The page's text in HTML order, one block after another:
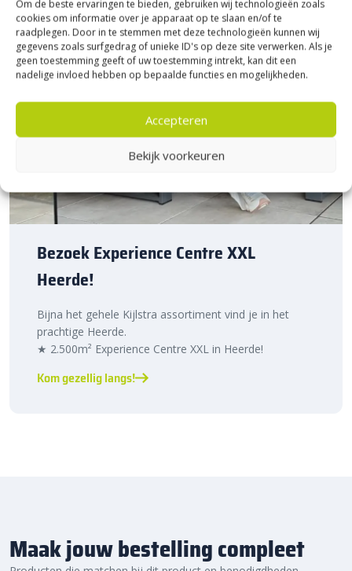
Om de beste ervaringen te bieden, gebruiken wij technologieën zoals
cookies om informatie over je apparaat op te slaan en/of te
raadplegen. Door in te stemmen met deze technologieën kunnen wij
gegevens zoals surfgedrag of unieke ID's op deze site verwerken. Als je
geen toestemming geeft of uw toestemming intrekt, kan dit een
nadelige invloed hebben op bepaalde functies en mogelijkheden.
Accepteren
Bekijk voorkeuren
Sierbestratingsmarkt.com
BijSierbestratingsmarktben je verzekerd van kwaliteit tegen een
scherpe prijs. De Stonique getrommelde dikformaat XL 28x7x8
cm Oud Drachten bestel je snel en eenvoudig online. Dankzij
kunt met jouw tuinproject. Heb je nog vragen over verwerking of
kleurkeuze? Ons team staat voor je klaar met deskundig en
praktisch advies. Liever eerst inspiratie opdoen? Bezoek ons
Trommelstenenmet eigen ogen.
Geef jouw tuin sfeer met Stonique
dikformaat XL
Of je nu een rustiek tuinpad wilt aanleggen, een rond
getrommelde dikformaat XL 28x7x8 cm Oud Drachten
je een stijlvolle en sterke basis. Bestel vandaag nog bij
Sierbestratingsmarkten maak jouw tuinproject tot een succes.
één dak.
Bezoek Experience Centre XXL
Heerde!
Bijna het gehele Kijlstra assortiment vind je in het
prachtige Heerde.
★ 2.500m² Experience Centre XXL in Heerde!
Kom gezellig langs!
Maak jouw bestelling compleet